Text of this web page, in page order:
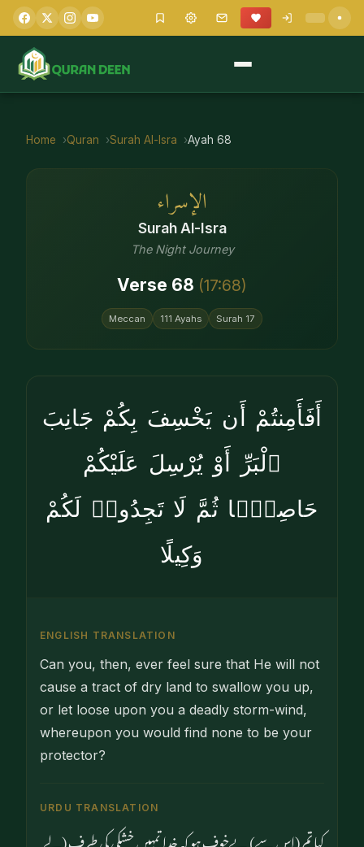
Home Quran Surah Al-Isra Ayah 68
الإسراء
Surah Al-Isra
The Night Journey
Verse 68 (17:68)
Meccan 111 Ayahs Surah 17
أَفَأَمِنتُمْ أَن يَخْسِفَ بِكُمْ جَانِبَ
ٱلْبَرِّ أَوْ يُرْسِلَ عَلَيْكُمْ
حَاصِبًۭا ثُمَّ لَا تَجِدُوا۟ لَكُمْ
وَكِيلًا
ENGLISH TRANSLATION
Can you, then, ever feel sure that He will not
cause a tract of dry land to swallow you up,
or let loose upon you a deadly storm-wind,
whereupon you would find none to be your
protector?
URDU TRANSLATION
کیا تم (اس سے) بےخوف ہو کہ خدا تمہیں خشکی کی طرف (لے